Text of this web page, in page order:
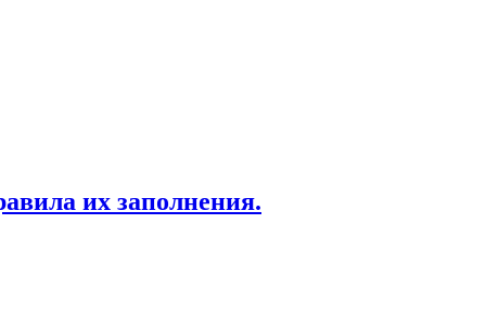
их заполнения.